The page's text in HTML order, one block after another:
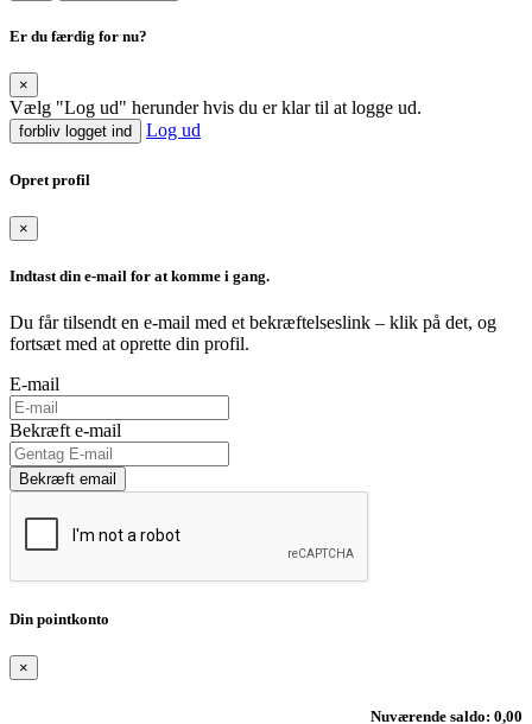
Er du færdig for nu?
×
Vælg "Log ud" herunder hvis du er klar til at logge ud.
forbliv logget ind Log ud
Opret profil
×
Indtast din e-mail for at komme i gang.
Du får tilsendt en e-mail med et bekræftelseslink – klik på det, og
fortsæt med at oprette din profil.
E-mail
Bekræft e-mail
Bekræft email
Din pointkonto
×
Nuværende saldo: 0,00